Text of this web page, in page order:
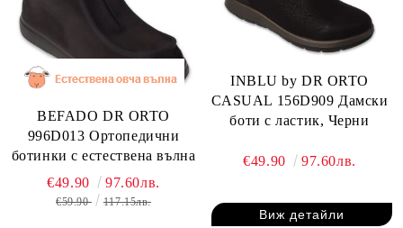
BEFADO DR ORTO
996D013 Ортопедични
ботинки с естествена вълна
€49.90
97.60лв.
€59.90 117.15лв.
INBLU by DR ORTO
CASUAL 156D909 Дамски
боти с ластик, Черни
€49.90 97.60лв.
Виж детайли